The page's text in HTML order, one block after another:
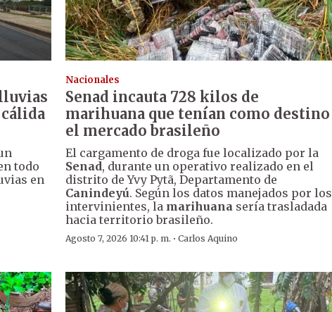
todo
en
Nacionales
Senad incauta 728 kilos de
marihuana que tenían como destino
el mercado brasileño
El cargamento de droga fue localizado por la
Senad, durante un operativo realizado en el
distrito de Yvy Pytã, Departamento de
Canindeyú. Según los datos manejados por los
intervinientes, la marihuana sería trasladada
hacia territorio brasileño.
Agosto 7, 2026 10:41 p. m. ·Carlos Aquino